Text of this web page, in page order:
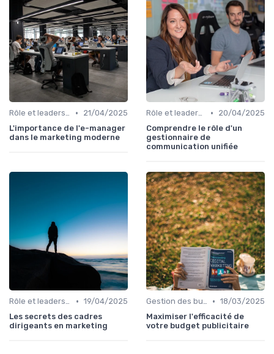
Rôle et leadership du directeur marketing •
21/04/2025
L'importance de l'e-manager
dans le marketing moderne
Rôle et leadership du directeur marketing •
20/04/2025
Comprendre le rôle d'un
gestionnaire de
communication unifiée
Rôle et leadership du directeur marketing • 19/04/2025
Les secrets des cadres
dirigeants en marketing
Gestion des budgets marketing • 18/03/2025
Maximiser l'efficacité de
votre budget publicitaire